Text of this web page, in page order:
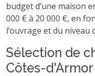
budget d’une maison
000 € à 20 000 €, en
l’ouvrage et du niveau
Sélection de
Côtes-d'Armor